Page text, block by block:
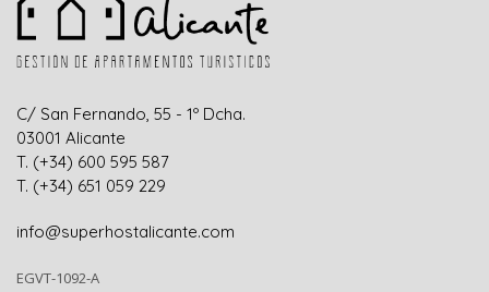
C/ San Fernando, 55 - 1º Dcha.
03001 Alicante
T. (+34) 600 595 587
T. (+34) 651 059 229
info@superhostalicante.com
EGVT-1092-A